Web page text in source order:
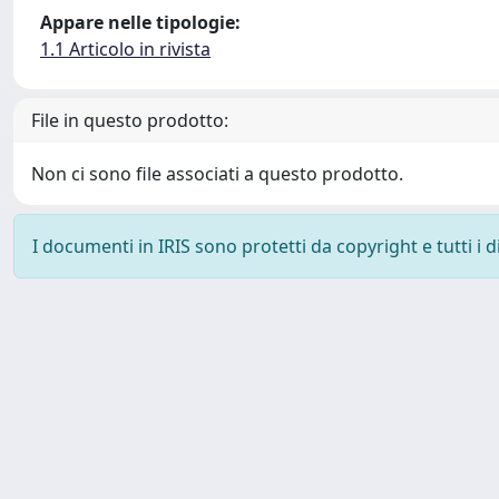
Appare nelle tipologie:
1.1 Articolo in rivista
File in questo prodotto:
Non ci sono file associati a questo prodotto.
I documenti in IRIS sono protetti da copyright e tutti i